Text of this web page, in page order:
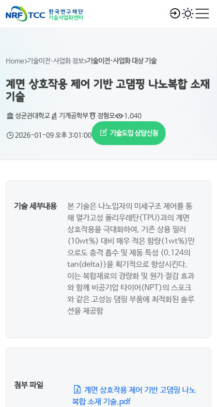
Home 기술이전·사업화 정보 기술이전·사업화 대상 기술
계면 상호작용 제어 기반 고댐핑 나노복합 소재
기술
성균관대학교 기계공학부 정형모 1,040
2026-01-09 오후 3:01:00 기술도입 상담신청
기술 세부내용
본 기술은 나노입자의 미세구조 제어를 통
해 열가고성 폴리우레탄(TPU)과의 계면
상호작용을 극대화하여, 기존 상용 필러
(10wt%) 대비 매우 적은 함량(1wt%)만
으로도 충격 흡수 및 제동 특성 (0.124의
tan(delta))을 획기적으로 향상시킨다.
이는 복합재료의 경량화 및 원가 절감 효과
와 함께 비공기압 타이어(NPT)의 스포크
와 같은 고성능 댐핑 부품에 최적화된 솔루
션을 제공함
첨부 파일
계면 상호작용 제어 기반 고댐핑 나노
복합 소재 기술.pdf